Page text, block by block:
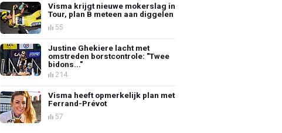
Visma krijgt nieuwe mokerslag in
Tour, plan B meteen aan diggelen
55
Justine Ghekiere lacht met
omstreden borstcontrole: "Twee
bidons..."
214
Visma heeft opmerkelijk plan met
Ferrand-Prévot
57